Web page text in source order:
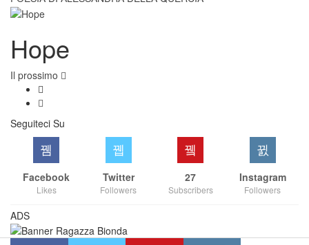
Hope
Il prossimo
Seguiteci Su
Facebook
Likes
Twitter
Followers
27
Subscribers
Instagram
Followers
ADS